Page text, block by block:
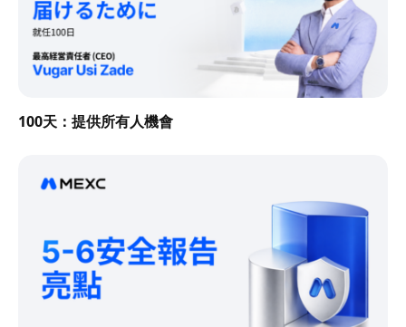
100天：提供所有人機會